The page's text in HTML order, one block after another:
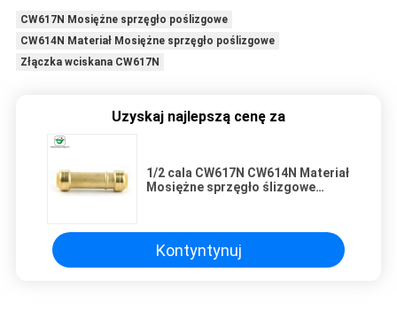
CW617N Mosiężne sprzęgło poślizgowe
CW614N Materiał Mosiężne sprzęgło poślizgowe
Złączka wciskana CW617N
Uzyskaj najlepszą cenę za
1/2 cala CW617N CW614N Materiał
Mosiężne sprzęgło ślizgowe
Kontyntynuj